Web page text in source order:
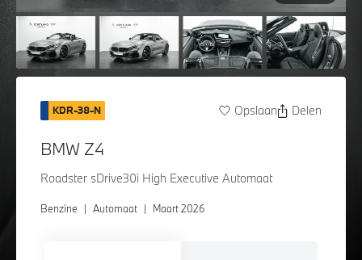
KDR-38-N Opslaan Delen
BMW Z4
Roadster sDrive30i High Executive Automaat
Benzine | Automaat | Maart 2026